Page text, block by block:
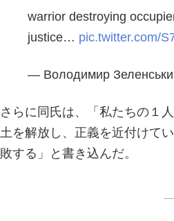
warrior destroying
justice… pic.twitter.com/
— Володимир
さらに同氏は、「私たちの１
土を解放し、正義を近付けて
敗する」と書き込んだ。